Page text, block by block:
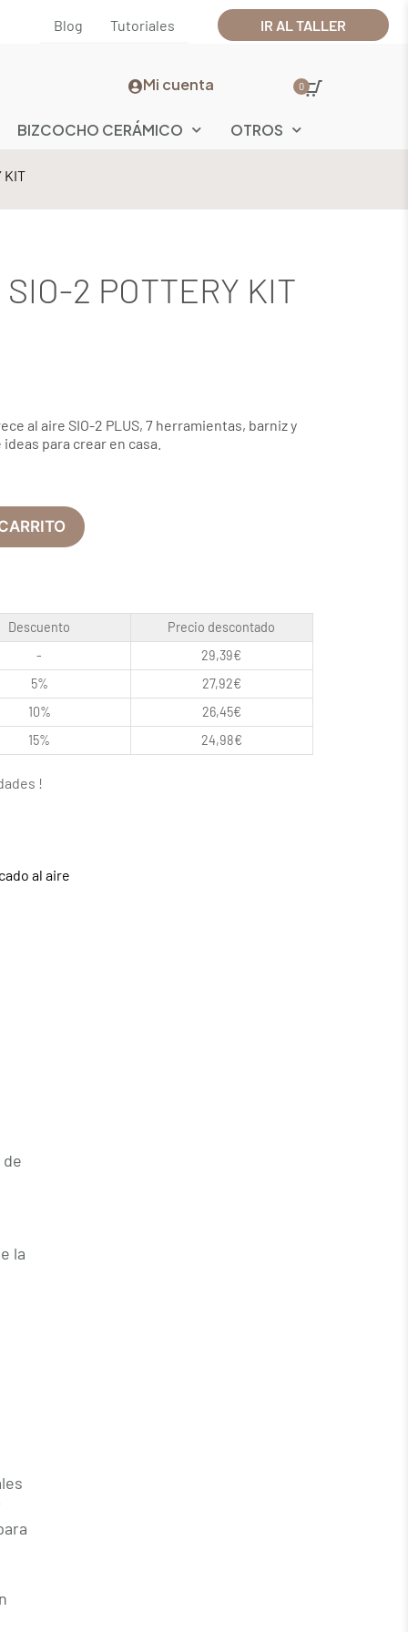
Blog Tutoriales IR AL TALLER
Mi cuenta 0
BIZCOCHO CERÁMICO OTROS
KIT
2 POTTERY KIT
al aire SIO-2 PLUS, 7 herramientas, barniz y
para crear en casa.
Descuento
Precio descontado
- 29,39€
5% 27,92€
10% 26,45€
15% 24,98€
!
al aire
la